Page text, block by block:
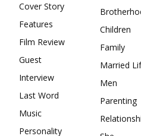
Cover Story
Features
Film Review
Guest
Interview
Last Word
Music
Personality
Children
Family
Married
Men
Parenting